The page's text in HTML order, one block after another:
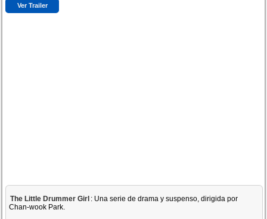
Ver Trailer
The Little Drummer Girl : Una serie de drama y suspenso, dirigida por
Chan-wook Park.